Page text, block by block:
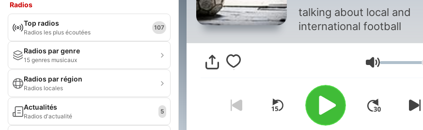
Radios
Top radios
Radios les plus écoutées
107
Radios par genre
15 genres musicaux
Radios par région
Radios locales
Actualités
Radios d'actualité
5
talking about local and
international football
Volume